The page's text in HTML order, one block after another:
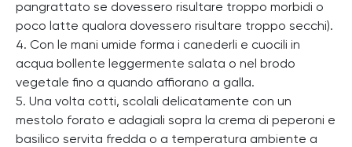
pangrattato se dovessero risultare troppo morbidi o
poco latte qualora dovessero risultare troppo secchi).
4. Con le mani umide forma i canederli e cuocili in
acqua bollente leggermente salata o nel brodo
vegetale fino a quando affiorano a galla.
5. Una volta cotti, scolali delicatamente con un
mestolo forato e adagiali sopra la crema di peperoni e
basilico servita fredda o a temperatura ambiente a